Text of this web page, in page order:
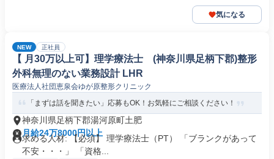
気になる
NEW 正社員
【 月30万以上可】理学療法士 (神奈川県足柄下郡)整形
外科無理のない業務設計 LHR
医療法人社団恵泉会ゆが原整形クリニック
「まずは話を聞きたい」応募もOK！お気軽にご相談ください！
神奈川県足柄下郡湯河原町土肥
月給24万8000円以上
求める人材: 【必須】 理学療法士（PT） 「ブランクがあって
不安・・・」 「資格...